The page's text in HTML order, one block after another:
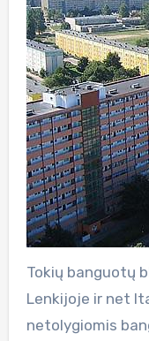
Tokių banguotų
Lenkijoje ir net
netolygiomis